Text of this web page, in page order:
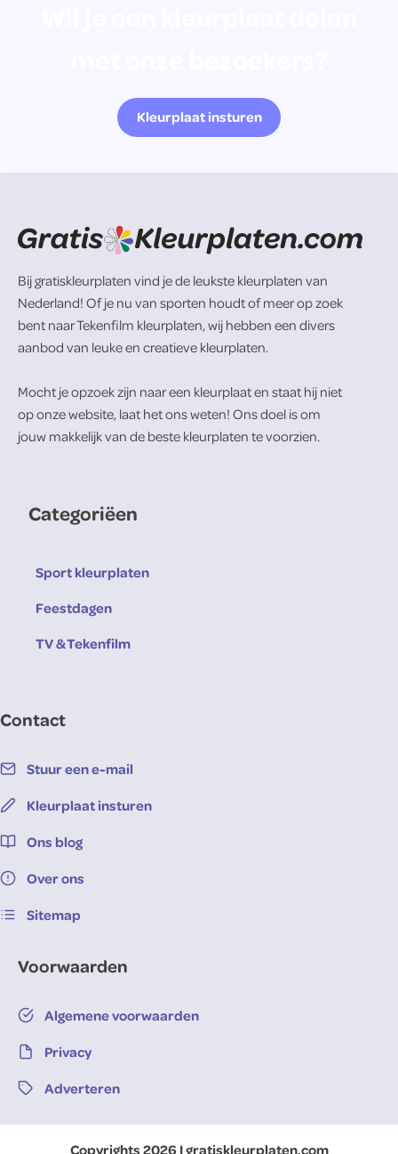
Kleurplaat insturen
Bij gratiskleurplaten vind je de leukste kleurplaten van
Nederland! Of je nu van sporten houdt of meer op zoek
bent naar Tekenfilm kleurplaten, wij hebben een divers
aanbod van leuke en creatieve kleurplaten.
Mocht je opzoek zijn naar een kleurplaat en staat hij niet
op onze website, laat het ons weten! Ons doel is om
jouw makkelijk van de beste kleurplaten te voorzien.
Categoriëen
Sport kleurplaten
Feestdagen
TV & Tekenfilm
Contact
Stuur een e-mail
Kleurplaat insturen
Ons blog
Over ons
Sitemap
Voorwaarden
Algemene voorwaarden
Privacy
Adverteren
Copyrights 2026 | gratiskleurplaten.com